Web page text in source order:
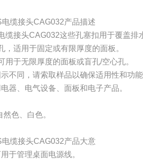
缆接头CAG032产品描述
接头CAG032这些孔塞扣用于覆盖排
适用于固定或有限厚度的面板。
于无限厚度的面板或盲孔/空心孔。
不同，请索取样品以确保适用性和功能
器、电气设备、面板和电子产品。
色、白色。
缆接头CAG032产品大意
于管理桌面电源线。